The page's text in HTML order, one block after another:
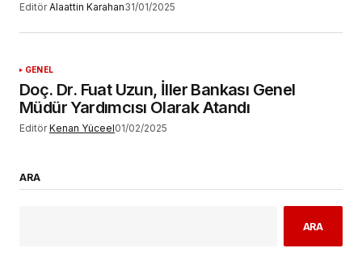
Editör Alaattin Karahan31/01/2025
GENEL
Doç. Dr. Fuat Uzun, İller Bankası Genel
Müdür Yardımcısı Olarak Atandı
Editör Kenan Yüceel01/02/2025
ARA
ARA